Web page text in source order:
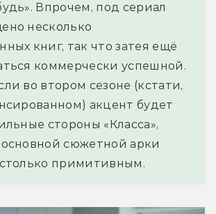
Впрочем, под сериал
несколько
книг, так что затея ещё
коммерчески успешной.
во втором сезоне (кстати,
акцент будет
стороны «Класса»,
сюжетной арки
примитивным.